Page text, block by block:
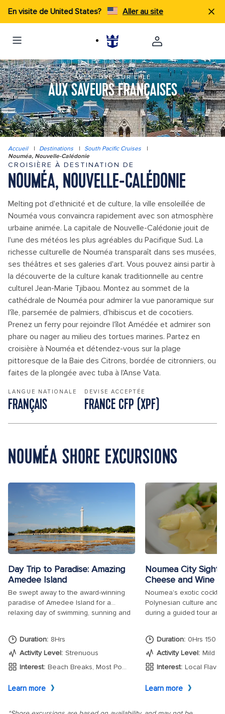
En visite de United States? Aller au site
AVENTURE SUR L'ÎLE
AUX SAVEURS FRANÇAISES
Accueil | Destinations | South Pacific Cruises
|
Nouméa, Nouvelle-Calédonie
CROISIÈRE À DESTINATION DE
NOUMÉA, NOUVELLE-CALÉDONIE
Melting pot d'ethnicité et de culture, la ville ensoleillée de
Nouméa vous convaincra rapidement avec son atmosphère
urbaine animée. La capitale de Nouvelle-Calédonie jouit de
l'une des météos les plus agréables du Pacifique Sud. La
richesse culturelle de Nouméa transparaît dans ses musées,
ses théâtres et ses galeries d'art. Vous pouvez ainsi partir à
la découverte de la culture kanak traditionnelle au centre
culturel Jean-Marie Tjibaou. Montez au sommet de la
cathédrale de Nouméa pour admirer la vue panoramique sur
l'île, parsemée de palmiers, d'hibiscus et de cocotiers.
Prenez un ferry pour rejoindre l'îlot Amédée et admirer son
phare ou nager au milieu des tortues marines. Partez en
croisière à Nouméa et détendez-vous sur la plage
pittoresque de la Baie des Citrons, bordée de citronniers, ou
faites de la plongée avec tuba à l'Anse Vata.
LANGUE NATIONALE
FRANÇAIS
DEVISE ACCEPTÉE
FRANCE CFP (XPF)
NOUMÉA SHORE EXCURSIONS